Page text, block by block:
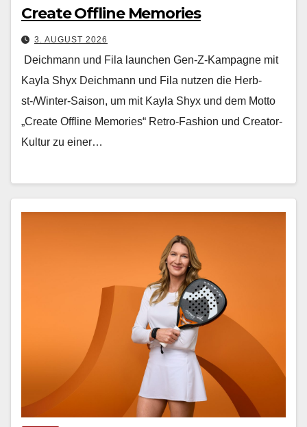
Create Offline Memories
3. AUGUST 2026
Deichmann und Fila launchen Gen-Z-Kampagne mit
Kayla Shyx Deich­mann und Fila nutzen die Herb­
st-/Win­ter-Sai­son, um mit Kay­la Shyx und dem Mot­to
„Cre­ate Offline Mem­o­ries“ Retro-Fash­ion und Cre­ator-
Kul­tur zu ein­er…